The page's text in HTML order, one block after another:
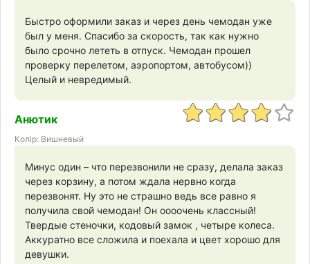
Быстро оформили заказ и через день чемодан уже
был у меня. Спасибо за скорость, так как нужно
было срочно лететь в отпуск. Чемодан прошел
проверку перелетом, аэропортом, автобусом))
Целый и невредимый.
Анютик
Колір: Вишневый
Минус один – что перезвонили не сразу, делала заказ
через корзину, а потом ждала нервно когда
перезвонят. Ну это не страшно ведь все равно я
получила свой чемодан! Он оооочень класcный!
Твердые стеночки, кодовый замок , четыре колеса.
Аккуратно все сложила и поехала и цвет хорошо для
девушки.